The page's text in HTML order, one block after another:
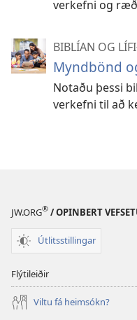
verkefni og
BIBLÍAN OG
Myndbönd
Notaðu þessi
verkefni til að
JW.ORG® / OPINBERT
Útlitsstillingar
Flýtileiðir
Viltu fá heimsókn?